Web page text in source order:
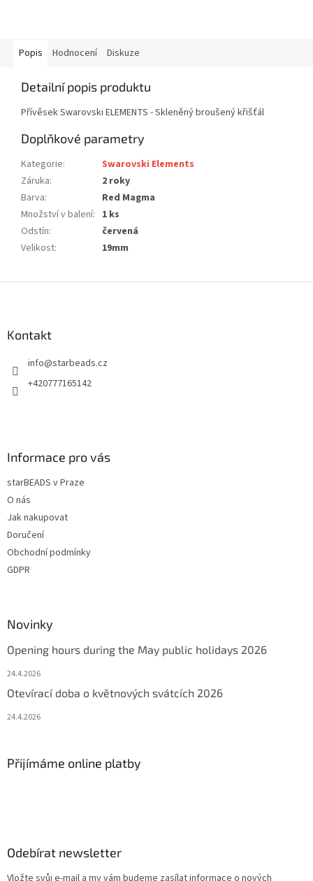
Popis Hodnocení Diskuze
Detailní popis produktu
Přívěsek Swarovski ELEMENTS - Skleněný broušený křišťál
Doplňkové parametry
Kategorie:
Swarovski Elements
Záruka:
2 roky
Barva:
Red Magma
Množství v balení: 1 ks
Odstín:
červená
Velikost: 19mm
Kontakt
info@starbeads.cz
+420777165142
Informace pro vás
starBEADS v Praze
O nás
Jak nakupovat
Doručení
Obchodní podmínky
GDPR
Novinky
Opening hours during the May public holidays 2026
24.4.2026
Otevírací doba o květnových svátcích 2026
24.4.2026
Přijímáme online platby
Odebírat newsletter